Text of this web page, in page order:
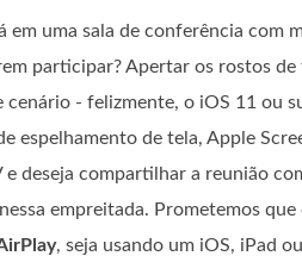
em uma sala de conferência com
participar? Apertar os rostos
cenário - felizmente, o iOS 11 ou
espelhamento de tela, Apple
e deseja compartilhar a reunião
empreitada. Prometemos
, seja usando um iOS, iPad